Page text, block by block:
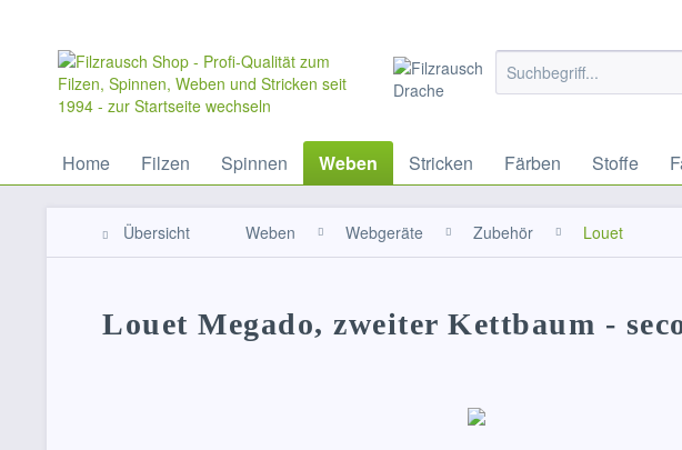
Home Filzen Spinnen Weben Stricken Färben Stoffe
Übersicht Weben Webgeräte Zubehör Louet
Louet Megado, zweiter Kettbaum -